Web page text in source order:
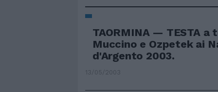
TAORMINA — TESTA a
Muccino e Ozpetek ai
d'Argento 2003.
13/05/2003